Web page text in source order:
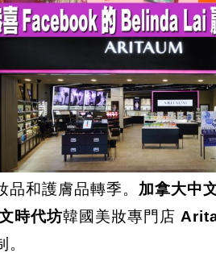
和護膚品轉季。 加拿大中
時代坊韓國美妝專門店